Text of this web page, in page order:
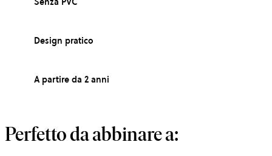
Design pratico
A partire da 2 anni
Perfetto da abbinare a: